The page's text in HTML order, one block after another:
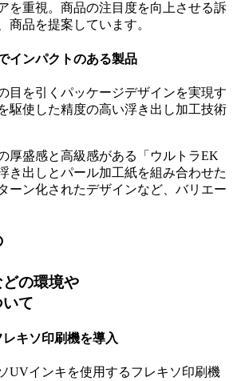
を重視。商品の注目度を向上させる訴
商品を提案しています。
インパクトのある製品
目を引くパッケージデザインを実現す
駆使した精度の高い浮き出し加工技術
厚盛感と高級感がある「ウルトラEK
き出しとパール加工紙を組み合わせた
ーン化されたデザインなど、バリエー
どの環境や
て
キソ印刷機を導入
UVインキを使用するフレキソ印刷機